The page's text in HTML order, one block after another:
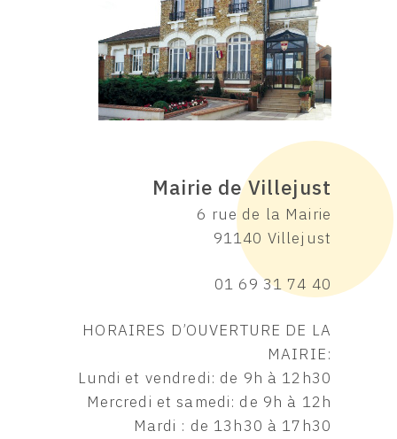
Mairie de Villejust
6 rue de la Mairie
91140 Villejust
01 69 31 74 40
HORAIRES D’OUVERTURE DE LA
MAIRIE:
Lundi et vendredi: de 9h à 12h30
Mercredi et samedi: de 9h à 12h
Mardi : de 13h30 à 17h30